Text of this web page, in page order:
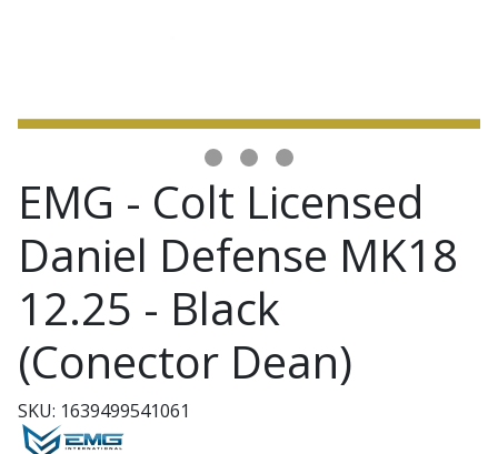
EMG - Colt Licensed
Daniel Defense MK18
12.25 - Black
(Conector Dean)
SKU: 1639499541061